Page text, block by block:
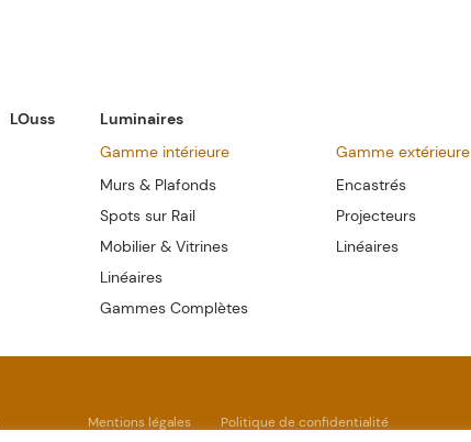
LOuss
Luminaires
Gamme intérieure
Murs & Plafonds
Spots sur Rail
Mobilier & Vitrines
Linéaires
Gammes Complètes
Gamme extérieure
Encastrés
Projecteurs
Linéaires
Mentions légales Politique de confidentialité